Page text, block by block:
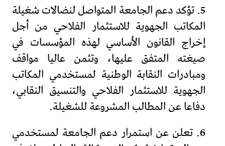
5. تؤكد دعم الجامعة المتواصل لنضالات شغيلة
المكاتب الجهوية للاستثمار الفلاحي من أجل
إخراج القانون الأساسي لهذه المؤسسات في
صيغته المتفق عليها، وتثمن عاليا مواقف
ومبادرات النقابة الوطنية لمستخدمي المكاتب
الجهوية للاستثمار الفلاحي والتنسيق النقابي،
دفاعا عن المطالب المشروعة للشغيلة.
6. تعلن عن استمرار دعم الجامعة لمستخدمي